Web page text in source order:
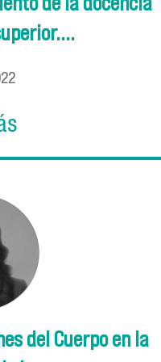
del Cuerpo en la